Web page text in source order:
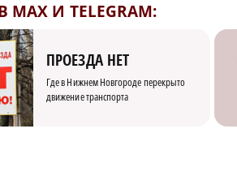
И TELEGRAM:
ПРОЕЗДА НЕТ
Где в Нижнем Новгороде перекрыто
движение транспорта